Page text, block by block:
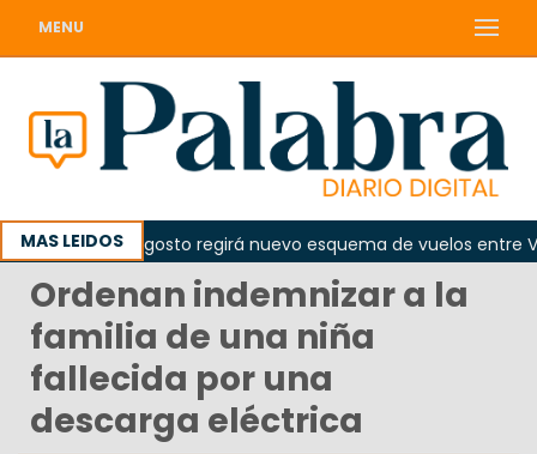
MENU
MAS LEIDOS
el 10 de agosto regirá nuevo esquema de vuelos entre
Ordenan indemnizar a la
familia de una niña
fallecida por una
descarga eléctrica